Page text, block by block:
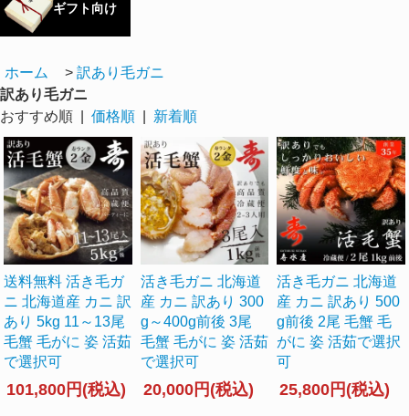
ギフト向け
ホーム > 訳あり毛ガニ
訳あり毛ガニ
おすすめ順 | 価格順 新着順
送料無料 活き毛ガ
ニ 北海道産 カニ 訳
あり 5kg 11～13尾
毛蟹 毛がに 姿 活茹
で選択可
101,800円(税込)
活き毛ガニ 北海道
産 カニ 訳あり 300
g～400g前後 3尾
毛蟹 毛がに 姿 活茹
で選択可
20,000円(税込)
活き毛ガニ 北海道
産 カニ 訳あり 500
g前後 2尾 毛蟹 毛
がに 姿 活茹で選択
可
25,800円(税込)